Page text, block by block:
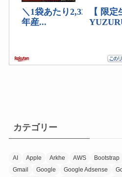
カテゴリー
AI Apple Arkhe AWS Bootstrap
Gmail
Google Google Adsense